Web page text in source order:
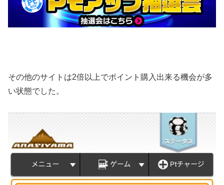
その他のサイトは2倍以上でポイント購入出来る機会が多
い状態でした。